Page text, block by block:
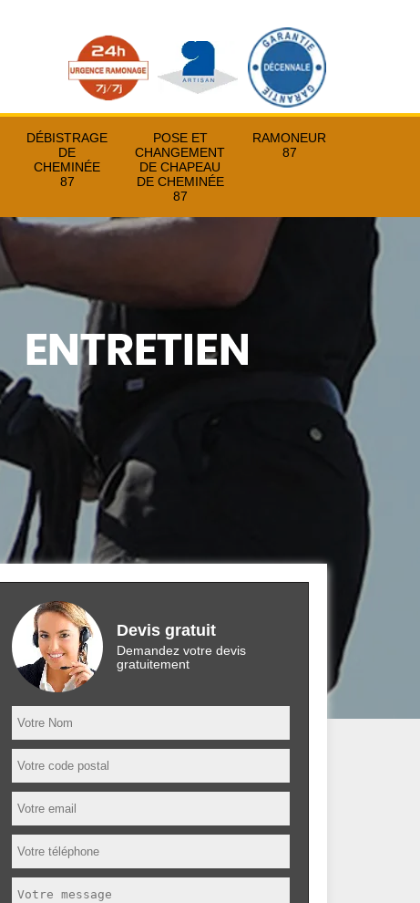
DÉBISTRAGE
DE
CHEMINÉE
87
POSE ET
CHANGEMENT
DE CHAPEAU
DE CHEMINÉE
87
RAMONEUR
87
Devis gratuit
Demandez votre devis
gratuitement